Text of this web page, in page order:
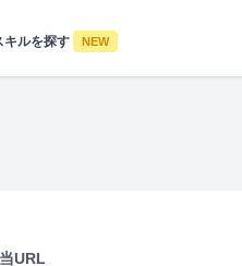
キルを探す NEW
URL